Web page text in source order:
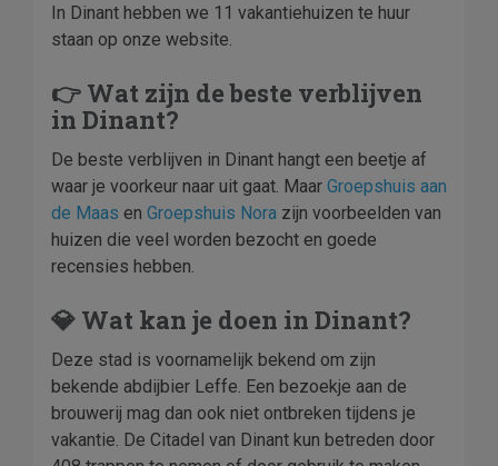
In Dinant hebben we 11 vakantiehuizen te huur
staan op onze website.
👉 Wat zijn de beste verblijven
in Dinant?
De beste verblijven in Dinant hangt een beetje af
waar je voorkeur naar uit gaat. Maar Groepshuis aan
de Maas en Groepshuis Nora zijn voorbeelden van
huizen die veel worden bezocht en goede
recensies hebben.
💎 Wat kan je doen in Dinant?
Deze stad is voornamelijk bekend om zijn
bekende abdijbier Leffe. Een bezoekje aan de
brouwerij mag dan ook niet ontbreken tijdens je
vakantie. De Citadel van Dinant kun betreden door